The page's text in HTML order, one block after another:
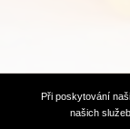
Při poskytování
našich